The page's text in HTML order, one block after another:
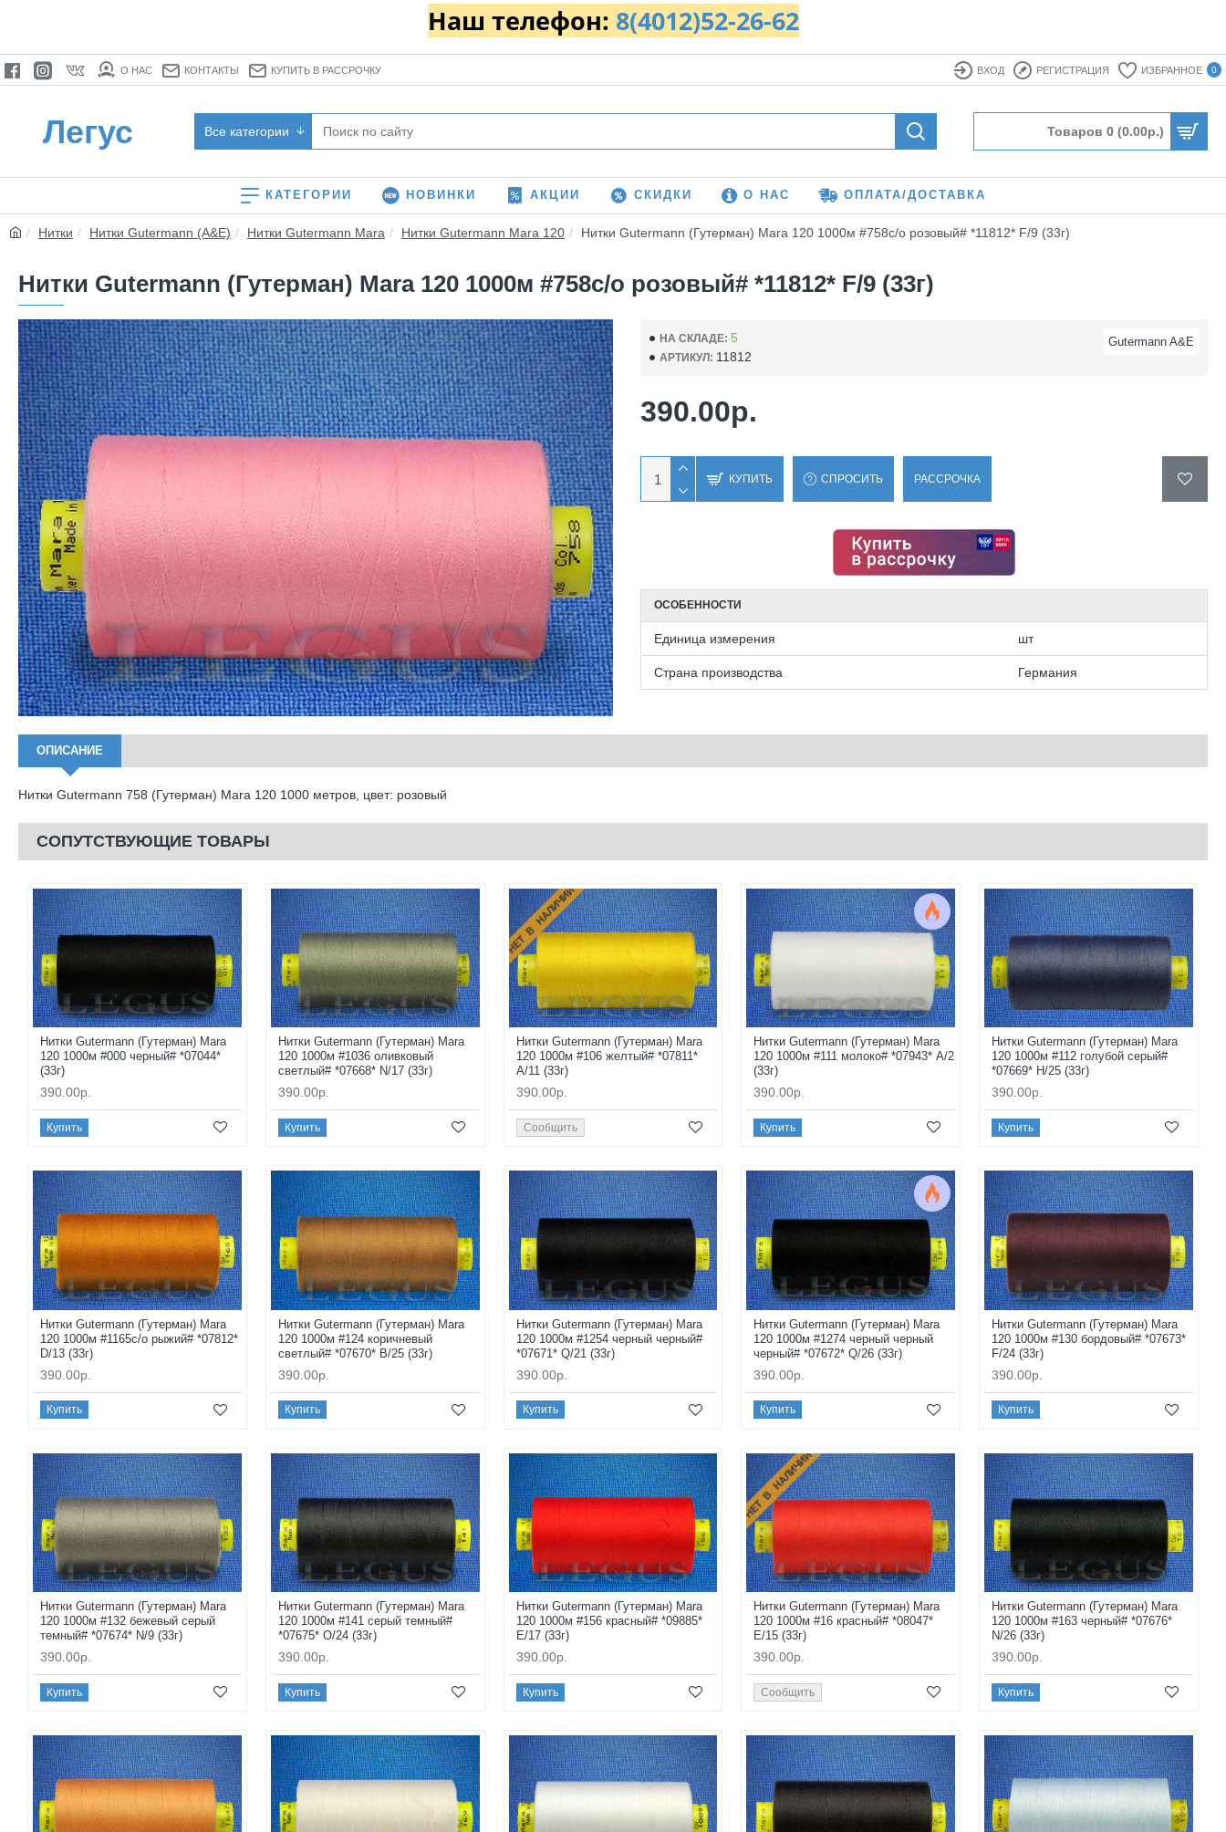
Наш телефон: 8(4012)52-26-62
О НАС КОНТАКТЫ КУПИТЬ В РАССРОЧКУ ВХОД РЕГИСТРАЦИЯ ИЗБРАННОЕ 0
Легус Все категории Товаров 0 (0.00р.)
КАТЕГОРИИ НОВИНКИ АКЦИИ СКИДКИ О НАС ОПЛАТА/ДОСТАВКА
Нитки Нитки Gutermann (A&E) Нитки Gutermann Mara Нитки Gutermann Mara 120 Нитки Gutermann (Гутерман) Mara 120 1000м #758с/о розовый# *11812* F/9 (33г)
Нитки Gutermann (Гутерман) Mara 120 1000м #758с/о розовый# *11812* F/9 (33г)
НА СКЛАДЕ: 5
АРТИКУЛ: 11812
Gutermann A&E
390.00р.
КУПИТЬ СПРОСИТЬ РАССРОЧКА
ОСОБЕННОСТИ
Единица измерения шт
Страна производства Германия
ОПИСАНИЕ
Нитки Gutermann 758 (Гутерман) Mara 120 1000 метров, цвет: розовый
СОПУТСТВУЮЩИЕ ТОВАРЫ
Нитки Gutermann (Гутерман) Mara
120 1000м #000 черный# *07044*
(33г)
390.00р.
Купить
Нитки Gutermann (Гутерман) Mara
120 1000м #1036 оливковый
светлый# *07668* N/17 (33г)
390.00р.
Купить
НЕТ В НАЛИЧИИ
Нитки Gutermann (Гутерман) Mara
120 1000м #106 желтый# *07811*
A/11 (33г)
390.00р.
Сообщить
Нитки Gutermann (Гутерман) Mara
120 1000м #111 молоко# *07943* A/2
(33г)
390.00р.
Купить
Нитки Gutermann (Гутерман) Mara
120 1000м #112 голубой серый#
*07669* H/25 (33г)
390.00р.
Купить
Нитки Gutermann (Гутерман) Mara
120 1000м #1165с/о рыжий# *07812*
D/13 (33г)
390.00р.
Купить
Нитки Gutermann (Гутерман) Mara
120 1000м #124 коричневый
светлый# *07670* B/25 (33г)
390.00р.
Купить
Нитки Gutermann (Гутерман) Mara
120 1000м #1254 черный черный#
*07671* Q/21 (33г)
390.00р.
Купить
Нитки Gutermann (Гутерман) Mara
120 1000м #1274 черный черный
черный# *07672* Q/26 (33г)
390.00р.
Купить
Нитки Gutermann (Гутерман) Mara
120 1000м #130 бордовый# *07673*
F/24 (33г)
390.00р.
Купить
Нитки Gutermann (Гутерман) Mara
120 1000м #132 бежевый серый
темный# *07674* N/9 (33г)
390.00р.
Купить
Нитки Gutermann (Гутерман) Mara
120 1000м #141 серый темный#
*07675* O/24 (33г)
390.00р.
Купить
Нитки Gutermann (Гутерман) Mara
120 1000м #156 красный# *09885*
E/17 (33г)
390.00р.
Купить
НЕТ В НАЛИЧИИ
Нитки Gutermann (Гутерман) Mara
120 1000м #16 красный# *08047*
E/15 (33г)
390.00р.
Сообщить
Нитки Gutermann (Гутерман) Mara
120 1000м #163 черный# *07676*
N/26 (33г)
390.00р.
Купить